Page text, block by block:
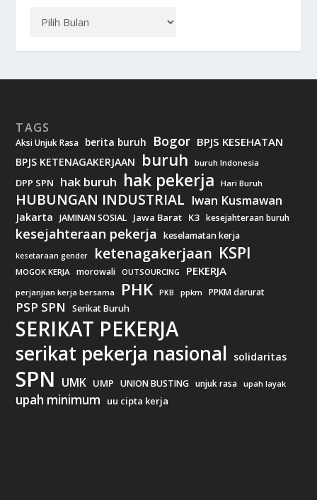
TAGS
Aksi Unjuk Rasa berita buruh Bogor BPJS KESEHATAN
BPJS KETENAGAKERJAAN buruh buruh Indonesia
DPP SPN hak buruh hak pekerja Hari Buruh
HUBUNGAN INDUSTRIAL Iwan Kusmawan
Jakarta JAMINAN SOSIAL Jawa Barat K3 kesejahteraan buruh
kesejahteraan pekerja keselamatan kerja
kesetaraan gender ketenagakerjaan KSPI
MOGOK KERJA morowali OUTSOURCING PEKERJA
perjanjian kerja bersama PHK PKB ppkm PPKM darurat
PSP SPN Serikat Buruh
SERIKAT PEKERJA
serikat pekerja nasional solidaritas
SPN UMK UMP UNION BUSTING unjuk rasa upah layak
upah minimum uu cipta kerja